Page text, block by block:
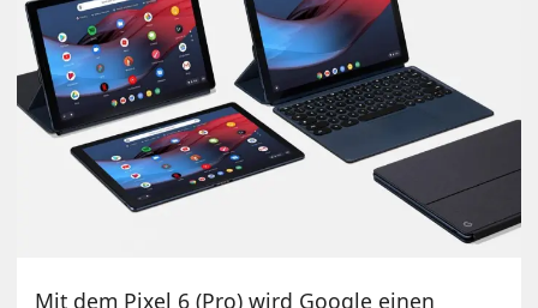
Mit dem Pixel 6 (Pro) wird Google einen